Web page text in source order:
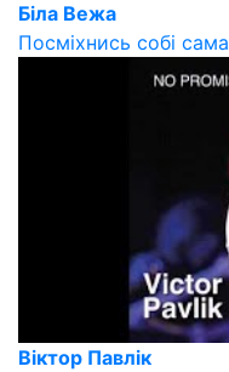
Біла Вежа
Посміхнись собі сама
Віктор Павлік